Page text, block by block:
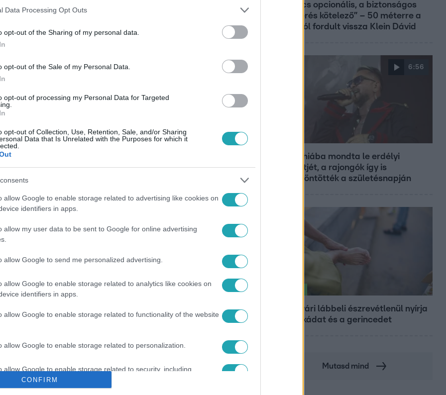
Data Processing Opt Outs
opt-out of the Sharing of my personal data.
opt-out of the Sale of my Personal Data.
opt-out of processing my Personal Data for Targeted
opt-out of Collection, Use, Retention, Sale, and/or Sharing
Data that Is Unrelated with the Purposes for which it
allow Google to enable storage related to advertising like cookies on
identifiers in apps.
allow my user data to be sent to Google for online advertising
allow Google to send me personalized advertising.
allow Google to enable storage related to analytics like cookies on
identifiers in apps.
allow Google to enable storage related to functionality of the website
allow Google to enable storage related to personalization.
allow Google to enable storage related to security, including
functionality and fraud prevention, and other user protection.
CONFIRM
nélkül megteszi, amit meg kell,
Vajon milyen meglepetés vár
Activityben, ahol feltűnik még Járai
Tamás és Dobó Ági is.
legyen a Google-találatokban!
NORBI #KÁRMÁN ODETT
„A csúcs opcionális, a biztonságos
hazatérés kötelező” – 50 méterre a
csúcstól fordult vissza Klein Dávid
6:56
Majka hiába mondta le erdélyi
koncertjét, a rajongók így is
felköszöntötték a születésnapján
Ez a nyári lábbeli észrevétlenül nyírja
ki a bokádat és a gerincedet
Mutasd mind